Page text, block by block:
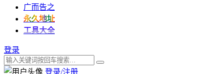
广而告之
永久地址
工具大全
登录
登录/注册